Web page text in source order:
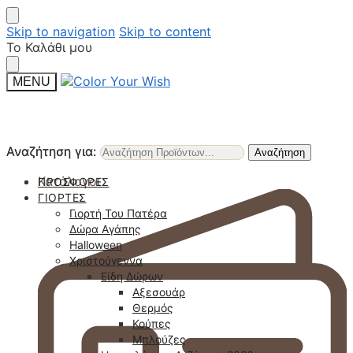
Skip to navigation Skip to content
Το Καλάθι μου
MENU
Αναζήτηση για: Αναζήτηση
Κατάλογοι
Αναζήτηση για: Αναζήτηση
ΠΡΟΣΦΟΡΈΣ
ΓΙΟΡΤΈΣ
Γιορτή Του Πατέρα
Δώρα Αγάπης
Halloween
Χριστούγεννα
Είδη Δώρων
Αξεσουάρ
Θερμός
Κούπες
Μπλούζες